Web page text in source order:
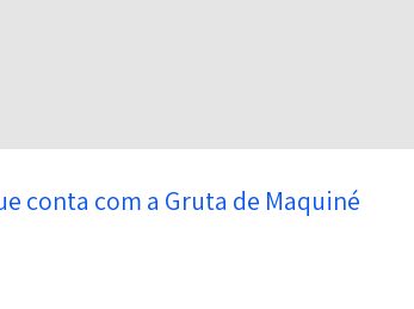
conta com a Gruta de Maquiné